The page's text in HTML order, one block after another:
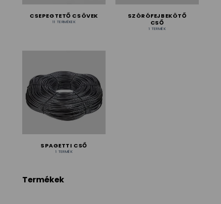
CSEPEGTETŐ CSÖVEK
11 TERMÉKEK
SZÓRÓFEJBEKÖTŐ
CSŐ
1 TERMÉK
SPAGETTI CSŐ
1 TERMÉK
Termékek